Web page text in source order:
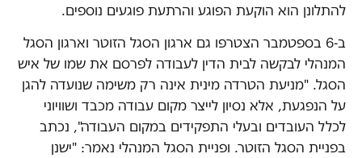
להתלונן הוא הוקעת הפוגע והרתעת פוגעים נוספים.
ב-6 בספטמבר הצטרפו גם ארגון הסגל הזוטר וארגון הסגל
המנהלי לבקשה לבית הדין לעבודה לפרסם את שמו של איש
הסגל. "מניעת הטרדה מינית אינה רק משימה שנועדה להגן
על הנפגעת, אלא נסיון לייצר מקום עבודה מכבד ושוויוני
לכלל העובדים ובעלי התפקידים במקום העבודה", נכתב
בפניית הסגל הזוטר. ופניית הסגל המנהלי נאמר: "ישנן